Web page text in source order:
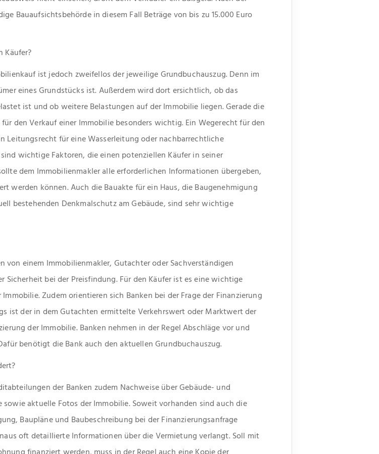
Bauaufsichtsbehörde in diesem Fall Beträge von bis zu 15.000 Euro
Käufer?
ist jedoch zweifellos der jeweilige Grundbuchauszug. Denn im
eines Grundstücks ist. Außerdem wird dort ersichtlich, ob das
ist und ob weitere Belastungen auf der Immobilie liegen. Gerade die
den Verkauf einer Immobilie besonders wichtig. Ein Wegerecht für den
Leitungsrecht für eine Wasserleitung oder nachbarrechtliche
wichtige Faktoren, die einen potenziellen Käufer in seiner
dem Immobilienmakler alle erforderlichen Informationen übergeben,
werden können. Auch die Bauakte für ein Haus, die Baugenehmigung
bestehenden Denkmalschutz am Gebäude, sind sehr wichtige
einem Immobilienmakler, Gutachter oder Sachverständigen
bei der Preisfindung. Für den Käufer ist es eine wichtige
Zudem orientieren sich Banken bei der Frage der Finanzierung
ist der in dem Gutachten ermittelte Verkehrswert oder Marktwert der
der Immobilie. Banken nehmen in der Regel Abschläge vor und
benötigt die Bank auch den aktuellen Grundbuchauszug.
der Banken zudem Nachweise über Gebäude- und
aktuelle Fotos der Immobilie. Soweit vorhanden sind auch die
Baupläne und Baubeschreibung bei der Finanzierungsanfrage
oft detaillierte Informationen über die Vermietung verlangt. Soll mit